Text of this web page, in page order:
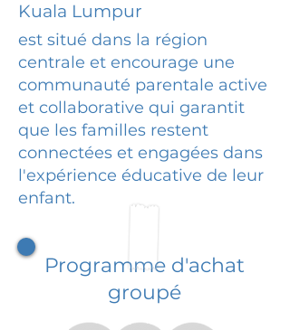
Kuala Lumpur
est situé dans la région
centrale et encourage une
communauté parentale active
et collaborative qui garantit
que les familles restent
connectées et engagées dans
l'expérience éducative de leur
enfant.
Programme d'achat
groupé